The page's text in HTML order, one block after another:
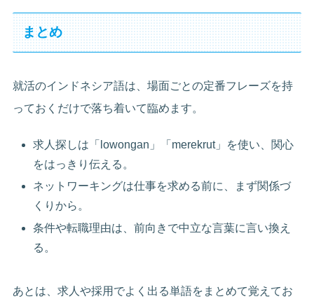
まとめ
就活のインドネシア語は、場面ごとの定番フレーズを持
っておくだけで落ち着いて臨めます。
求人探しは「lowongan」「merekrut」を使い、関心
をはっきり伝える。
ネットワーキングは仕事を求める前に、まず関係づ
くりから。
条件や転職理由は、前向きで中立な言葉に言い換え
る。
あとは、求人や採用でよく出る単語をまとめて覚えてお